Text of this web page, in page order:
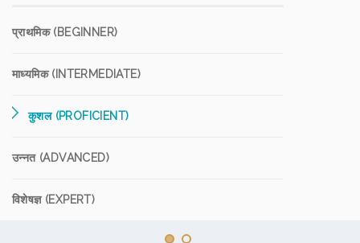
प्राथमिक (BEGINNER)
माध्यमिक (INTERMEDIATE)
कुशल (PROFICIENT)
उन्नत (ADVANCED)
विशेषज्ञ (EXPERT)